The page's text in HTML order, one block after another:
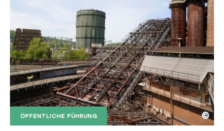
ÖFFENTLICHE FÜHRUNG
Der Erzschrägaufzug der Völklinger Hütte mit
Copyright: Weltkulturerbe Völklinger Hütte | Karl
©